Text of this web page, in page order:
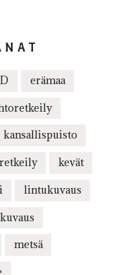
erämaa
kansallispuisto
kevät
lintukuvaus
metsä